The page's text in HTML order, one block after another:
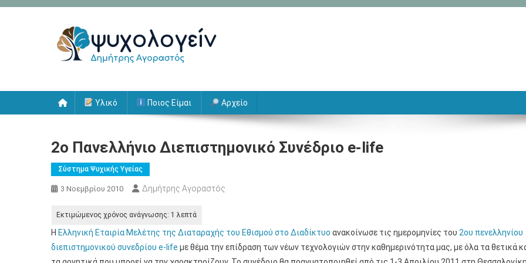
Μεταπηδήστε
Υλικό Ποιος Είμαι Αρχείο
2ο Πανελλήνιο Διεπιστημονικό Συνέδριο e-life
Σύστημα Ψυχικής Υγείας
3 Νοεμβρίου 2010 Δημήτρης Αγοραστός
Η Ελληνική Εταιρία Μελέτης της Διαταραχής του Εθισμού στο Διαδίκτυο ανακοίνωσε τις ημερομηνίες του 2ου πενελληνίου
διεπιστημονικού συνεδρίου e-life με θέμα την επίδραση των νέων τεχνολογιών στην καθημερινότητα μας, με όλα τα θετικά